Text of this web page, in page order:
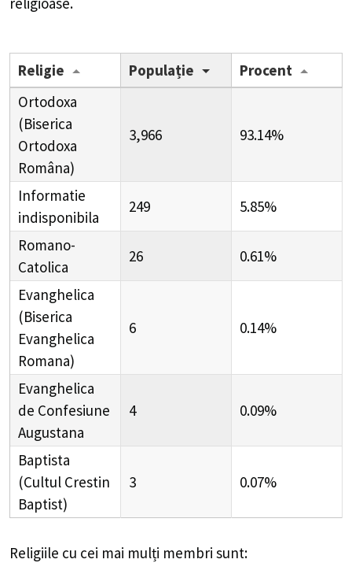
Religie Populație
Procent
Ortodoxa
(Biserica
Ortodoxa
Româna)
3,966 93.14%
Informatie
indisponibila
249 5.85%
Romano-
Catolica
26 0.61%
Evanghelica
(Biserica
Evanghelica
Romana)
6 0.14%
Evanghelica
de Confesiune
Augustana
4 0.09%
Baptista
(Cultul Crestin
Baptist)
3 0.07%
Religiile cu cei mai mulți membri sunt: